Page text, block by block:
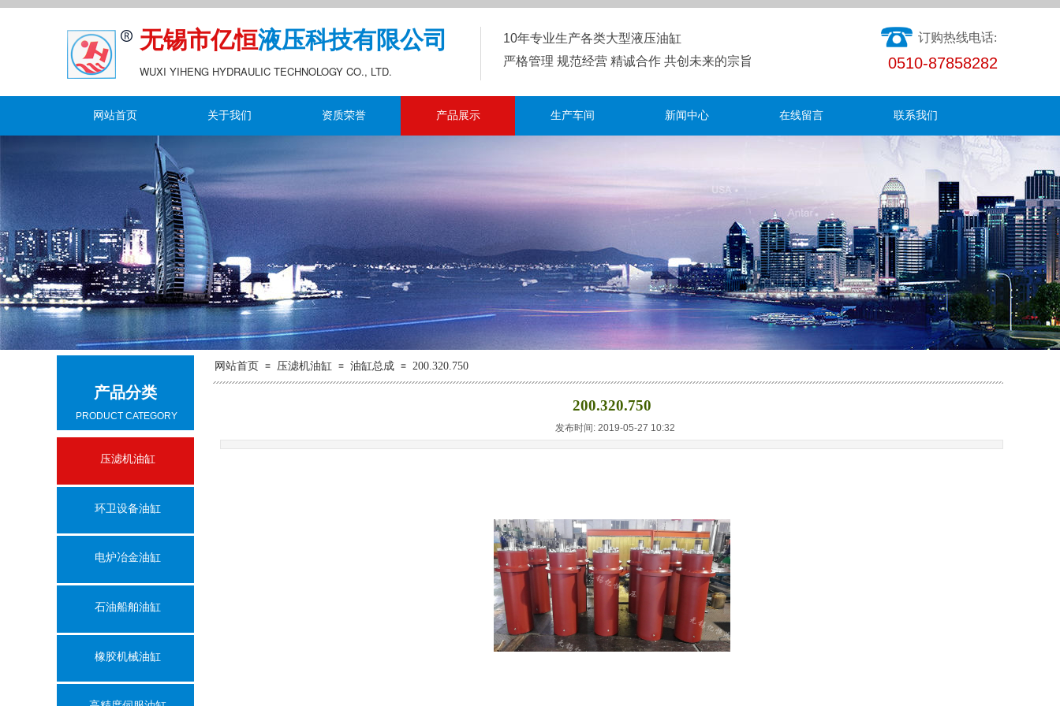
无锡市亿恒液压科技有限公司
WUXI YIHENG HYDRAULIC TECHNOLOGY CO., LTD. 0510-87858282
订购热线电话:
10年专业生产各类大型液压油缸
严格管理 规范经营 精诚合作 共创未来的宗旨
网站首页 关于我们 资质荣誉 产品展示 生产车间 新闻中心 在线留言 联系我们
产品分类
网站首页 ≡ 压滤机油缸 ≡ 油缸总成 ≡ 200.320.750
200.320.750
发布时间: 2019-05-27 10:32
PRODUCT CATEGORY
压滤机油缸
环卫设备油缸
电炉冶金油缸
石油船舶油缸
橡胶机械油缸